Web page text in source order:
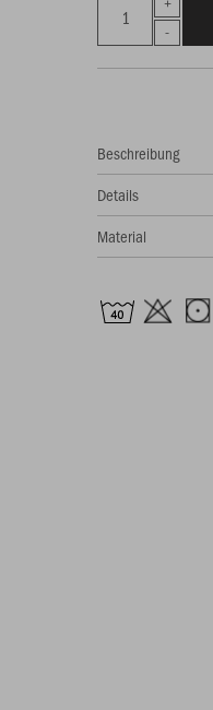
Beschreibung
Details
Material